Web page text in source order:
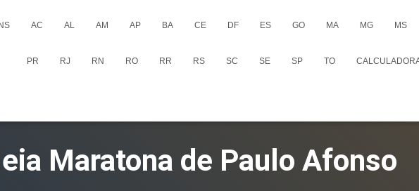
AC AL AM AP BA CE DF ES GO MA MG MS
PR RJ RN RO RR RS SC SE SP TO
Maratona de Paulo Afonso